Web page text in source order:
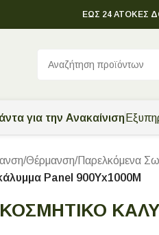
ΕΩΣ 24 ΑΤΟΚΕΣ
για την Ανακαίνιση
/Θέρμανση/Παρελκόμενα
Panel 900Υx1000Μ